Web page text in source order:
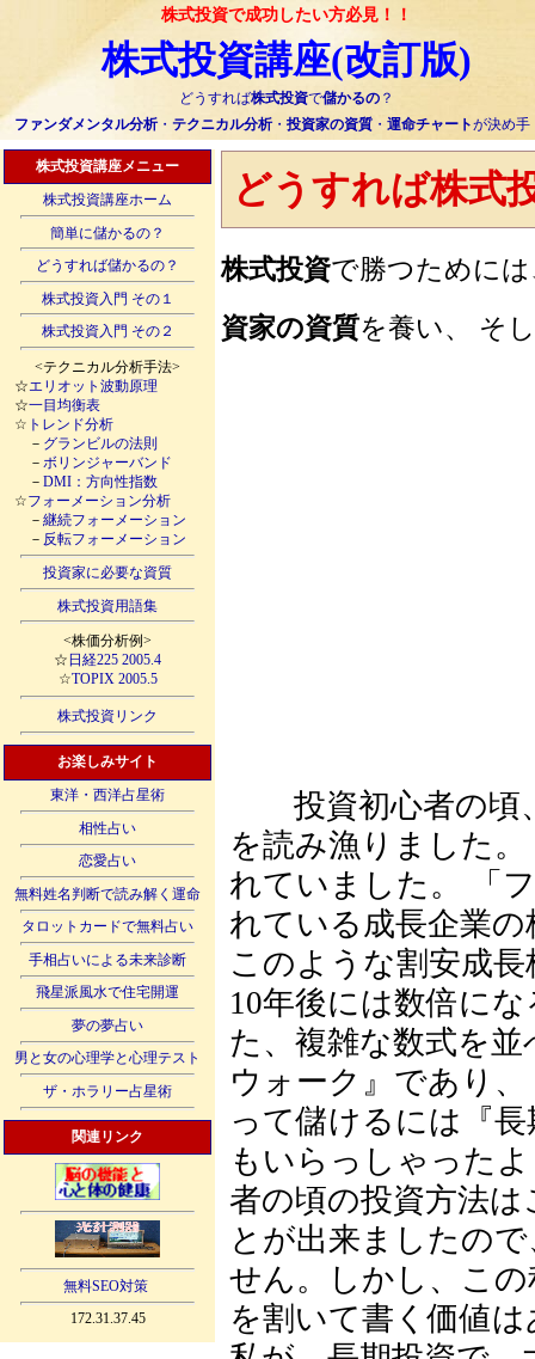
株式投資で成功したい方必見！！
株式投資講座(改訂版)
どうすれば株式投資で儲かるの ？
ファンダメンタル分析・ テクニカル分析 ・ 投資家の資質 ・ 運命チャートが決め手
どうすれば株式
株式投資で勝つために
資家の資質を養い、 そ
投資初心者の頃
を読み漁りました。 その殆どの書籍で「長期投資」が推奨さ
れていました。 「ファンダメンタルズが良く、安く放置さ
れている成長企業
このような割安成
10年後には数倍になる可能性
た、複雑な数式を
ウォーク』であり、 予測することは不可能である。したが
って儲けるには『
もいらっしゃったように
者の頃の投資方法
とが出来ましたので、 この方法を否定するつもり
せん。しかし、こ
を割いて書く価値
株式投資講座メニュー
株式投資講座ホーム
簡単に儲かるの？
どうすれば儲かるの？
株式投資入門 その１
株式投資入門 その２
<テクニカル分析手法>
☆エリオット波動原理
☆一目均衡表
☆ トレンド分析
－ グランビルの法則
－ ボリンジャーバンド
－ DMI：方向性指数
☆フォーメーション分析
－ 継続フォーメーション
－ 反転フォーメーション
投資家に必要な資質
株式投資用語集
<株価分析例>
☆ 日経225 2005.4
☆TOPIX 2005.5
株式投資リンク
お楽しみサイト
東洋・西洋占星術
相性占い
恋愛占い
無料姓名判断で読み解く運命
タロットカードで無料占い
手相占いによる未来診断
飛星派風水で住宅開運
夢の夢占い
男と女の心理学と心理テスト
ザ・ホラリー占星術
関連リンク
無料SEO対策
172.31.37.45